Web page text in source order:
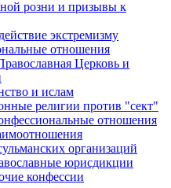
розни и призывы к
экстремизму
отношения
Церковь и
и ислам
религии против "сект"
отношения
организаций
юрисдикции
конфессии